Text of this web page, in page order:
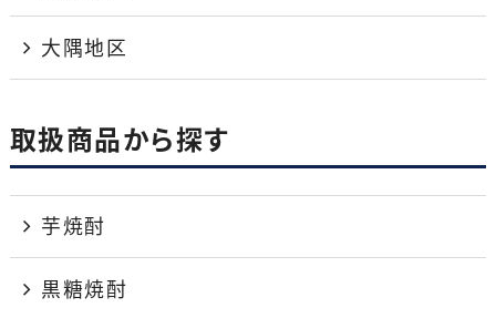
大隅地区
取扱商品から探す
芋焼酎
黒糖焼酎